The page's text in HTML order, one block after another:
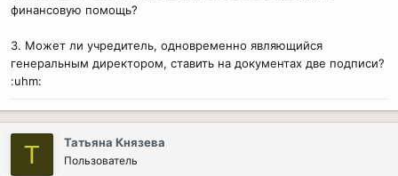
финансовую помощь?
3. Может ли учредитель, одновременно являющийся
генеральным директором, ставить на документах две подписи?
:uhm:
Т Татьяна Князева
Пользователь